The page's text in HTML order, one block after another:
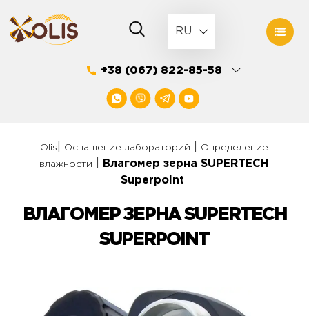
to
content
RU
+38 (067) 822-85-58
Olis Оснащение лабораторий
Определение
влажности
Влагомер зерна SUPERTECH
Superpoint
ВЛАГОМЕР ЗЕРНА SUPERTECH
SUPERPOINT